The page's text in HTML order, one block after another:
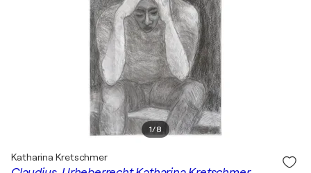
1/8
Katharina Kretschmer